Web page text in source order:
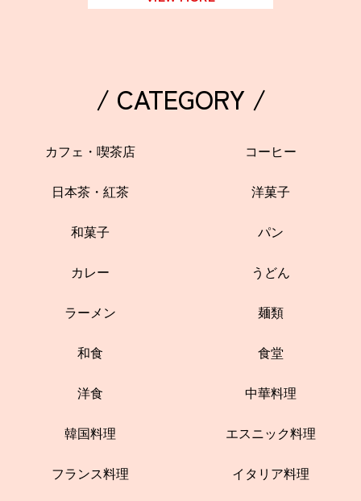
/ CATEGORY /
カフェ・喫茶店 コーヒー
日本茶・紅茶 洋菓子
和菓子 パン
カレー うどん
ラーメン 麺類
和食 食堂
洋食 中華料理
韓国料理 エスニック料理
フランス料理 イタリア料理